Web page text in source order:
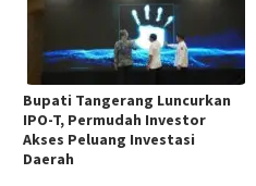
Bupati Tangerang Luncurkan
IPO-T, Permudah Investor
Akses Peluang Investasi
Daerah